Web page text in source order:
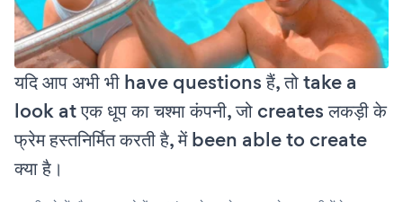
यदि आप अभी भी have questions हैं, तो take a
look at एक धूप का चश्मा कंपनी, जो creates लकड़ी के
फ्रेम हस्तनिर्मित करती है, में been able to create
क्या है।